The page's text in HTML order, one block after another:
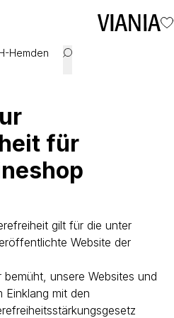
Hemden
für
gilt für die unter
Website der
unsere Websites und
Einklang mit den